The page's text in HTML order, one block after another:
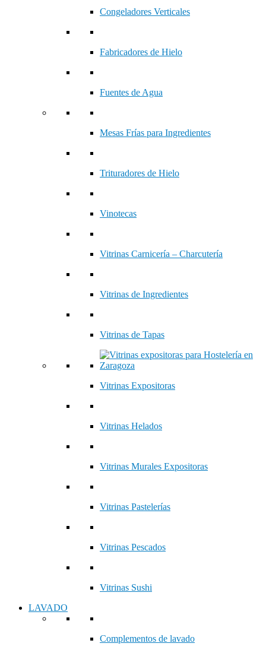
Congeladores Verticales
Fabricadores de Hielo
Fuentes de Agua
Mesas Frías para Ingredientes
Trituradores de Hielo
Vinotecas
Vitrinas Carnicería – Charcutería
Vitrinas de Ingredientes
Vitrinas de Tapas
Vitrinas Expositoras
Vitrinas Helados
Vitrinas Murales Expositoras
Vitrinas Pastelerías
Vitrinas Pescados
Vitrinas Sushi
LAVADO
Complementos de lavado